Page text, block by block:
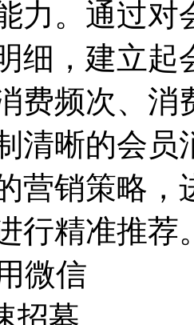
力。通过
细，建立起
费频次、消
清晰的会员
营销策略，
行精准推荐